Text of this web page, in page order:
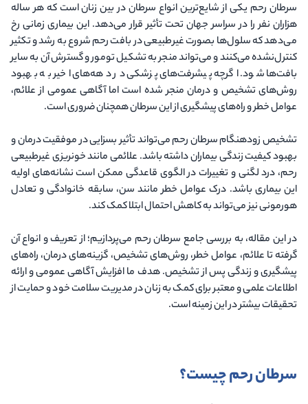
سرطان رحم یکی از شایع‌ترین انواع سرطان در بین زنان است که هر ساله
هزاران نفر را در سراسر جهان تحت تأثیر قرار می‌دهد. این بیماری زمانی رخ
می‌دهد که سلول‌ها بصورت غیرطبیعی در بافت رحم شروع به رشد و تکثیر
کنترل‌نشده می‌کنند و می‌تواند منجر به تشکیل تومور و گسترش آن به سایر
بافت‌ها شود. اگرچه پیشرفت‌های پزشکی در دهه‌های اخیر به بهبود
روش‌های تشخیص و درمان منجر شده است اما آگاهی عمومی از علائم،
عوامل خطر و راه‌های پیشگیری از این سرطان همچنان ضروری است.
تشخیص زودهنگام سرطان رحم می‌تواند تأثیر بسزایی در موفقیت درمان و
بهبود کیفیت زندگی بیماران داشته باشد. علائمی مانند خونریزی غیرطبیعی
رحم، درد لگنی و تغییرات در الگوی قاعدگی ممکن است نشانه‌های اولیه
این بیماری باشد. درک عوامل خطر مانند سن، سابقه خانوادگی و تعادل
هورمونی نیز می‌تواند به کاهش احتمال ابتلا کمک کند.
در این مقاله، به بررسی جامع سرطان رحم می‌پردازیم؛ از تعریف و انواع آن
گرفته تا علائم، عوامل خطر، روش‌های تشخیص، گزینه‌های درمان، راه‌های
پیشگیری و زندگی پس از تشخیص. هدف ما افزایش آگاهی عمومی و ارائه
اطلاعات علمی و معتبر برای کمک به زنان در مدیریت سلامت خود و حمایت از
تحقیقات بیشتر در این زمینه است.
سرطان رحم چیست؟